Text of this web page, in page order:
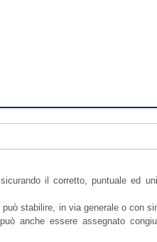
il corretto, puntuale ed
stabilire, in via generale o con
anche essere assegnato